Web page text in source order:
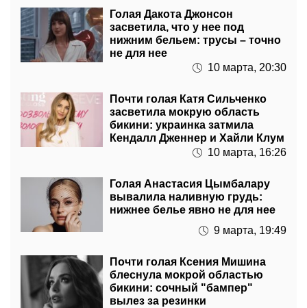
Голая Дакота Джонсон
засветила, что у нее под
нижним бельем: трусы – точно
не для нее
10 марта, 20:30
Почти голая Катя Сильченко
засветила мокрую область
бикини: украинка затмила
Кендалл Дженнер и Хайли Клум
10 марта, 16:26
Голая Анастасия Цымбалару
вывалила наливную грудь:
нижнее белье явно не для нее
9 марта, 19:49
Почти голая Ксения Мишина
блеснула мокрой областью
бикини: сочный "бампер"
вылез за резинки